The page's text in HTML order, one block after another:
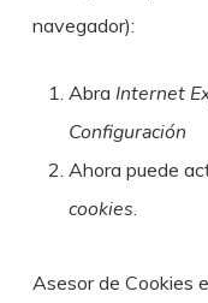
navegador):
Abra Internet
Configuración
Ahora puede
cookies.
Asesor de Cookies